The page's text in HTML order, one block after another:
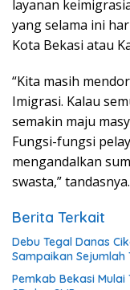
layanan
yang selama ini
Kota Bekasi atau
“Kita masih
Imigrasi. Kalau
semakin maju
Fungsi-fungsi
mengandalkan
swasta,”
Berita Terkait
Debu Tegal Danas
Sampaikan Sejumlah
Pemkab Bekasi